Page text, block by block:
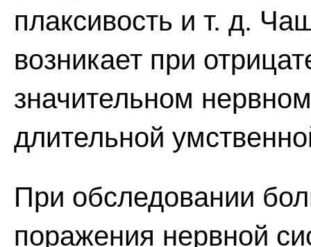
плаксивость и т. д.
возникает при
значительном
длительной
При обследовании
поражения нервной